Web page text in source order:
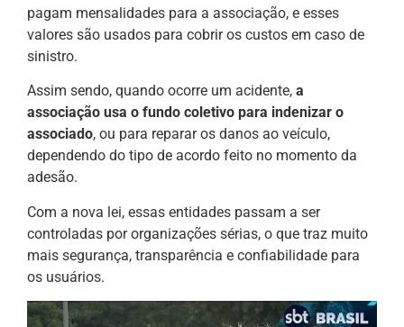
pagam mensalidades para a associação, e esses
valores são usados para cobrir os custos em caso de
sinistro.
Assim sendo, quando ocorre um acidente, a
associação usa o fundo coletivo para indenizar o
associado, ou para reparar os danos ao veículo,
dependendo do tipo de acordo feito no momento da
adesão.
Com a nova lei, essas entidades passam a ser
controladas por organizações sérias, o que traz muito
mais segurança, transparência e confiabilidade para
os usuários.